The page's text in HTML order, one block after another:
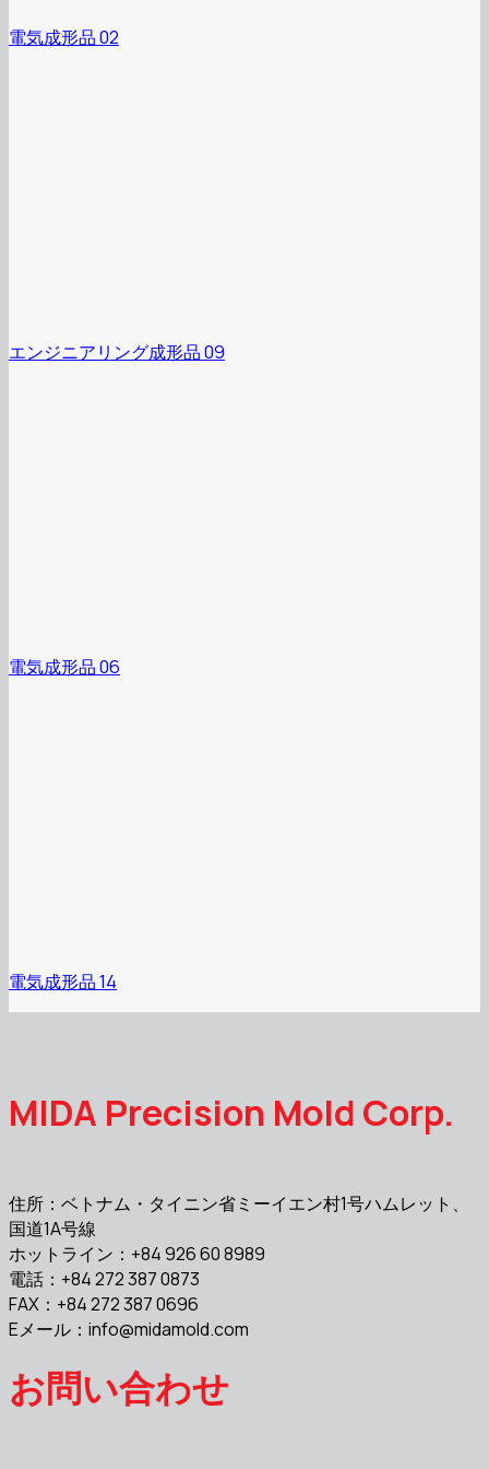
電気成形品 02
エンジニアリング成形品 09
電気成形品 06
電気成形品 14
MIDA Precision Mold Corp.
住所：ベトナム・タイニン省ミーイエン村1号ハムレット、
国道1A号線
ホットライン：+84 926 60 8989
電話：+84 272 387 0873
FAX：+84 272 387 0696
Eメール： info@midamold.com
お問い合わせ